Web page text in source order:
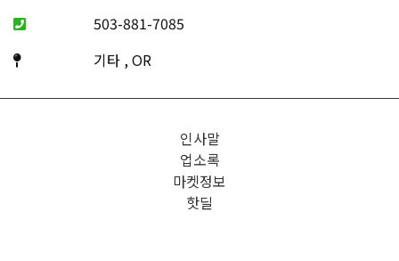
503-881-7085
기타 , OR
인사말
업소록
마켓정보
핫딜